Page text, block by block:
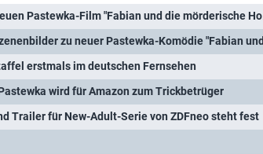
Pastewka-Film "Fabian und die mörderische Hochzeit"
zu neuer Pastewka-Komödie "Fabian und die mörderische Hochzeit"
erstmals im deutschen Fernsehen
wird für Amazon zum Trickbetrüger
Trailer für New-Adult-Serie von ZDFneo steht fest